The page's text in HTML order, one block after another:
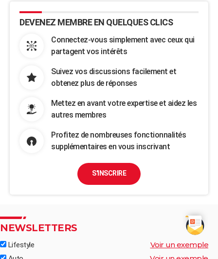
DEVENEZ MEMBRE EN QUELQUES CLICS
Connectez-vous simplement avec ceux qui
partagent vos intérêts
Suivez vos discussions facilement et
obtenez plus de réponses
Mettez en avant votre expertise et aidez les
autres membres
Profitez de nombreuses fonctionnalités
supplémentaires en vous inscrivant
S'INSCRIRE
NEWSLETTERS
Lifestyle Voir un exemple